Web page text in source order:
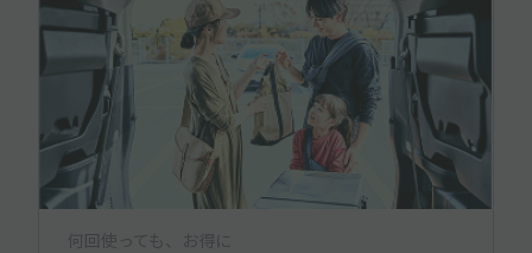
何回使っても、お得に